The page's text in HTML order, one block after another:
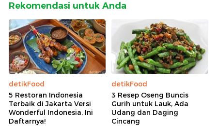
Rekomendasi untuk Anda
detikFood
5 Restoran Indonesia
Terbaik di Jakarta Versi
Wonderful Indonesia, Ini
Daftarnya!
detikFood
3 Resep Oseng Buncis
Gurih untuk Lauk, Ada
Udang dan Daging
Cincang